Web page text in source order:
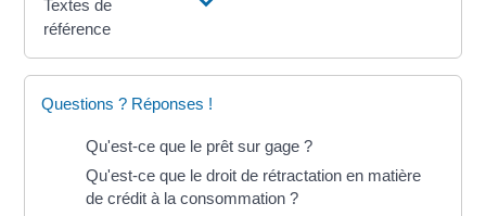
Textes de
référence
Questions ? Réponses !
Qu'est-ce que le prêt sur gage ?
Qu'est-ce que le droit de rétractation en matière
de crédit à la consommation ?